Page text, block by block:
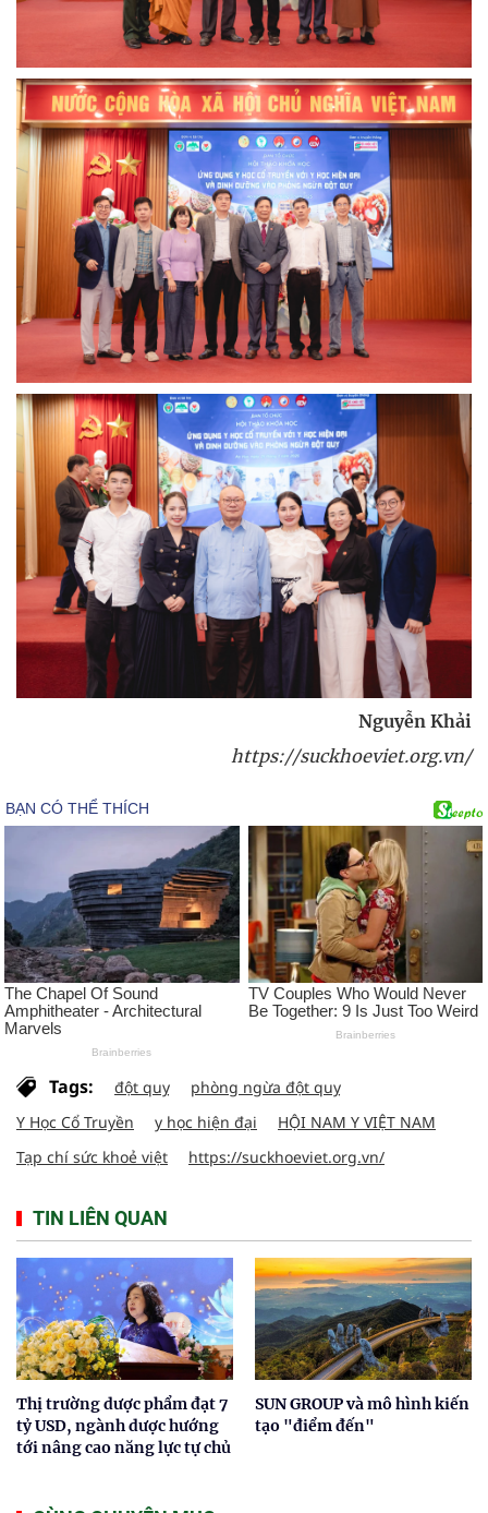
Nguyễn Khải
https://suckhoeviet.org.vn/
Tags: đột quỵ
phòng ngừa đột quỵ
Y Học Cổ Truyền
y học hiện đại
HỘI NAM Y VIỆT NAM
Tạp chí sức khoẻ việt
https://suckhoeviet.org.vn/
TIN LIÊN QUAN
Thị trường dược phẩm đạt 7
tỷ USD, ngành dược hướng
tới nâng cao năng lực tự chủ
SUN GROUP và mô hình kiến
tạo "điểm đến"